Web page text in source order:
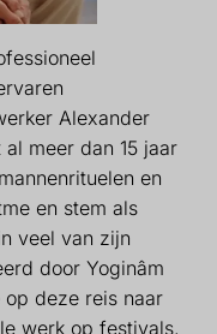
Alexander
meer dan 15 jaar
en
en stem als
veel van zijn
door Yoginâm
deze reis naar
werk op festivals,